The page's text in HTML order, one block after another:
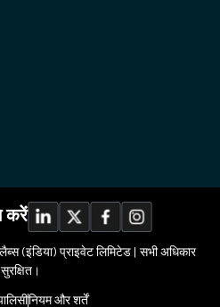
करें
(इंडिया) प्राइवेट लिमिटेड | सभी अधिकार
सुरक्षित।
नियम और शर्तें